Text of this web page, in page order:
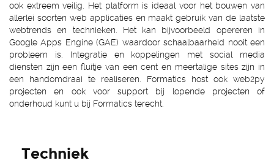
ook extreem veilig. Het platform is ideaal voor het bouwen van
allerlei soorten web applicaties en maakt gebruik van de laatste
webtrends en technieken. Het kan bijvoorbeeld opereren in
Google Apps Engine (GAE) waardoor schaalbaarheid nooit een
probleem is. Integratie en koppelingen met social media
diensten zijn een fluitje van een cent en meertalige sites zijn in
een handomdraai te realiseren. Formatics host ook web2py
projecten en ook voor support bij lopende projecten of
onderhoud kunt u bij Formatics terecht.
Techniek